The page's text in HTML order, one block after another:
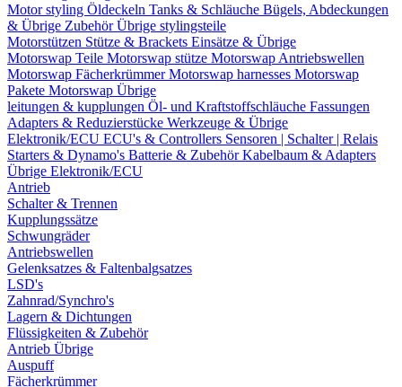
Motor styling Öldeckeln Tanks & Schläuche Bügels, Abdeckungen
& Übrige ZubehörÜbrige stylingsteile
Motorstützen Stütze & Brackets Einsätze & Übrige
Motorswap Teile Motorswap stütze Motorswap Antriebswellen
Motorswap FächerkrümmerMotorswap harnesses Motorswap
Pakete Motorswap Übrige
leitungen & kupplungen Öl- und Kraftstoffschläuche Fassungen
Adapters & Reduzierstücke Werkzeuge & Übrige
Elektronik/ECU ECU's & Controllers Sensoren | Schalter | Relais
Starters & Dynamo's Batterie & ZubehörKabelbaum & Adapters
Übrige Elektronik/ECU
Antrieb
Schalter & Trennen
Kupplungssätze
Schwungräder
Antriebswellen
Gelenksatzes & Faltenbalgsatzes
LSD's
Zahnrad/Synchro's
Lagern & Dichtungen
Flüssigkeiten & Zubehör
Antrieb Übrige
Auspuff
Fächerkrümmer